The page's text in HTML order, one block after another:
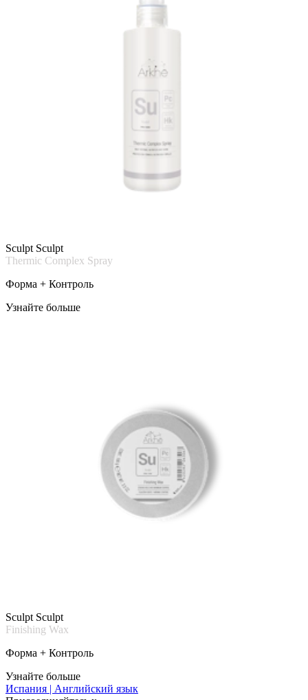
Sculpt Sculpt
Thermic Complex Spray
Форма + Контроль
Узнайте больше
Sculpt Sculpt
Finishing Wax
Форма + Контроль
Узнайте больше
Испания | Английский язык